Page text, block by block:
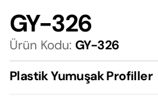
GY-326
Ürün Kodu: GY-326
Plastik Yumuşak Profiller